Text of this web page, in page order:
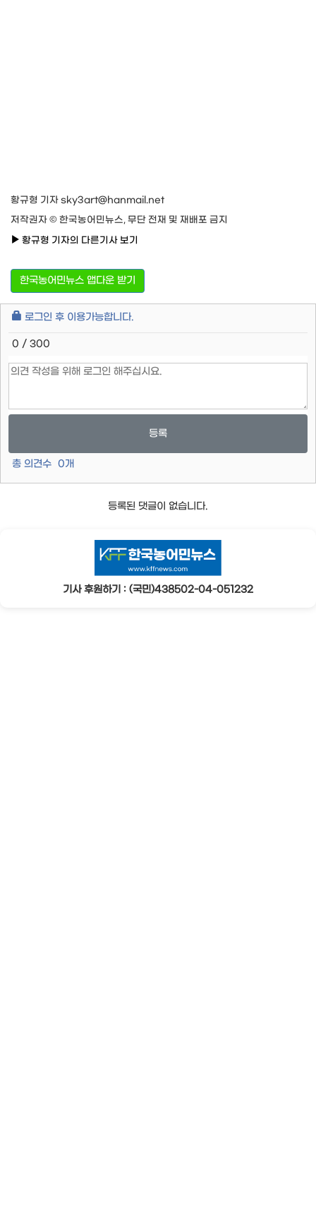
황규형 기자 sky3art@hanmail.net
저작권자 © 한국농어민뉴스, 무단 전재 및 재배포 금지
황규형 기자의 다른기사 보기
한국농어민뉴스 앱다운 받기
로그인 후 이용가능합니다.
0 / 300
등록
총 의견수 0개
등록된 댓글이 없습니다.
기사 후원하기 : (국민)438502-04-051232